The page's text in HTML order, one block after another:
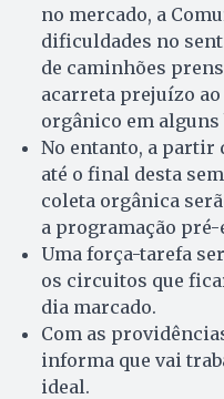
no mercado, a
dificuldades no
de caminhões
acarreta prejuízo
orgânico em
No entanto, a partir
até o final desta
coleta orgânica
a programação
Uma força-tarefa
os circuitos que
dia marcado.
Com as
informa que vai
ideal.